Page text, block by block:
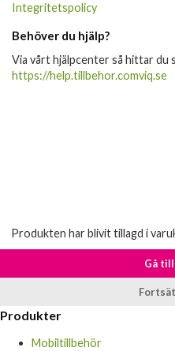
Integritetspolicy
Behöver du hjälp?
Via vårt hjälpcenter så hittar du
https://help.tillbehor.comviq.se
Produkten har blivit tillagd i
Gå till
Produkter
Mobiltillbehör